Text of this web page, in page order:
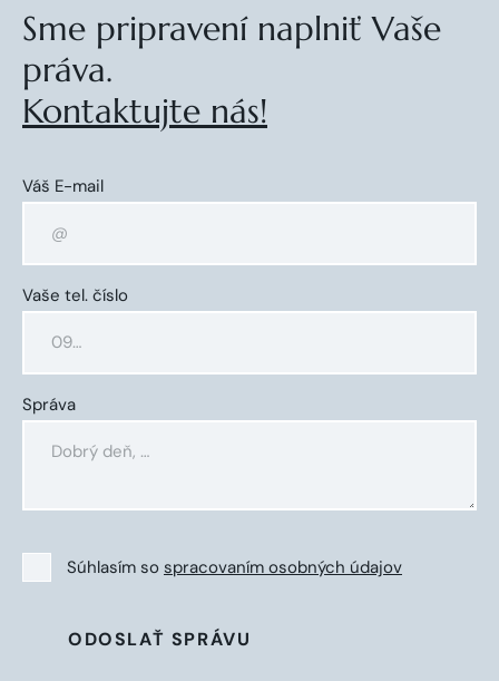
Sme pripravení naplniť Vaše
práva.
Kontaktujte nás!
Váš E-mail
Vaše tel. číslo
Správa
Súhlasím so spracovaním osobných údajov
ODOSLAŤ SPRÁVU